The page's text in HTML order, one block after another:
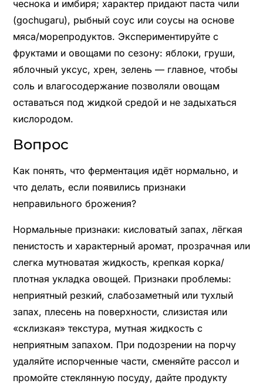
чеснока и имбиря; характер придают паста чили
(gochugaru), рыбный соус или соусы на основе
мяса/морепродуктов. Экспериментируйте с
фруктами и овощами по сезону: яблоки, груши,
яблочный уксус, хрен, зелень — главное, чтобы
соль и влагосодержание позволяли овощам
оставаться под жидкой средой и не задыхаться
кислородом.
Вопрос
Как понять, что ферментация идёт нормально, и
что делать, если появились признаки
неправильного брожения?
Нормальные признаки: кисловатый запах, лёгкая
пенистость и характерный аромат, прозрачная или
слегка мутноватая жидкость, крепкая корка/
плотная укладка овощей. Признаки проблемы:
неприятный резкий, слабозаметный или тухлый
запах, плесень на поверхности, слизистая или
«склизкая» текстура, мутная жидкость с
неприятным запахом. При подозрении на порчу
удаляйте испорченные части, сменяйте рассол и
промойте стеклянную посуду, дайте продукту